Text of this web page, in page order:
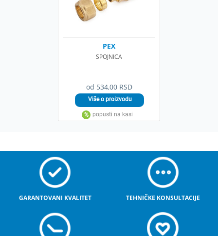
od 534,00 RSD
PEX
SPOJNICA
GARANTOVANI KVALITET TEHNIČKE KONSULTACIJE